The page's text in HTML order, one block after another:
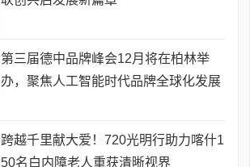
第三届德中品牌峰会12月将在柏林举
办，聚焦人工智能时代品牌全球化发展
跨越千里献大爱！720光明行助力喀什1
50名白内障老人重获清晰视界